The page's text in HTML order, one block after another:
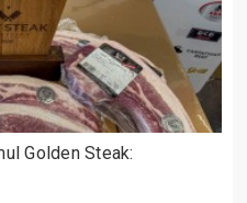
Golden Steak: